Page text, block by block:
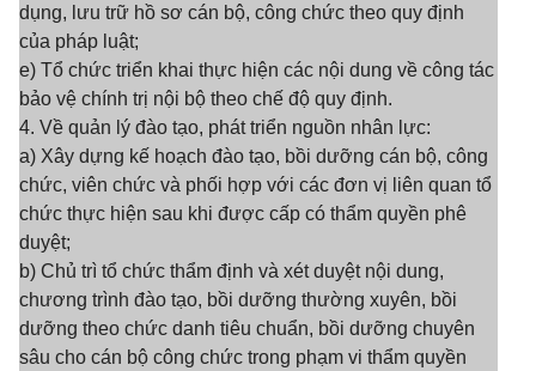
dụng, lưu trữ hồ sơ cán bộ, công chức theo quy định
của pháp luật;
e) Tổ chức triển khai thực hiện các nội dung về công tác
bảo vệ chính trị nội bộ theo chế độ quy định.
4. Về quản lý đào tạo, phát triển nguồn nhân lực:
a) Xây dựng kế hoạch đào tạo, bồi dưỡng cán bộ, công
chức, viên chức và phối hợp với các đơn vị liên quan tổ
chức thực hiện sau khi được cấp có thẩm quyền phê
duyệt;
b) Chủ trì tổ chức thẩm định và xét duyệt nội dung,
chương trình đào tạo, bồi dưỡng thường xuyên, bồi
dưỡng theo chức danh tiêu chuẩn, bồi dưỡng chuyên
sâu cho cán bộ công chức trong phạm vi thẩm quyền